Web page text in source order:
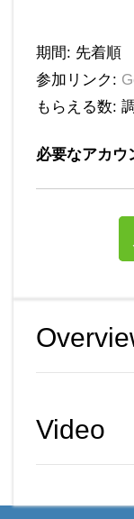
期間: 先着順
参加リンク:
もらえる数:
必要なアカウ
Video